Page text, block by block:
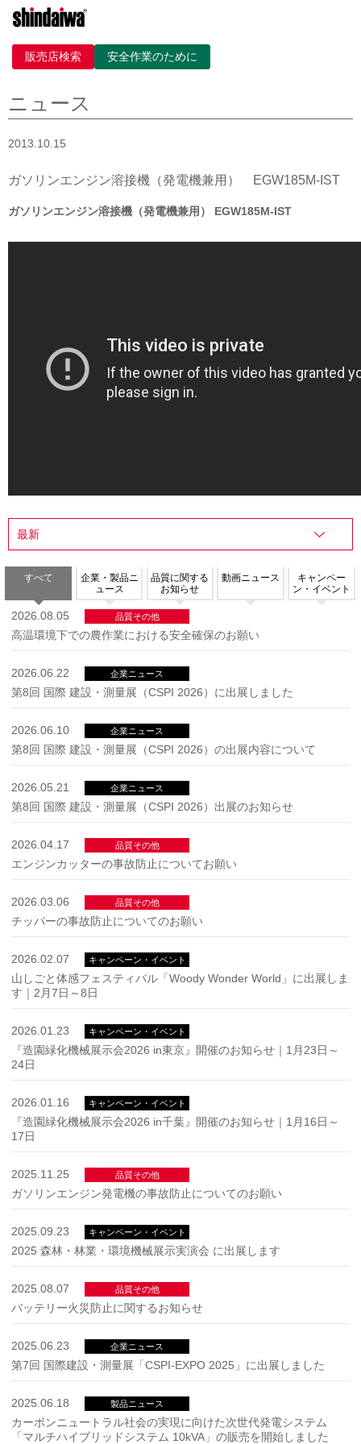
販売店検索 安全作業のために
ニュース
2013.10.15
ガソリンエンジン溶接機（発電機兼用） EGW185M-IST
ガソリンエンジン溶接機（発電機兼用） EGW185M-IST
すべて
企業・製品ニ
ュース
品質に関する
お知らせ
動画ニュース
キャンペー
ン・イベント
2026.08.05 品質その他
高温環境下での農作業における安全確保のお願い
2026.06.22 企業ニュース
第8回 国際 建設・測量展（CSPI 2026）に出展しました
2026.06.10 企業ニュース
第8回 国際 建設・測量展（CSPI 2026）の出展内容について
2026.05.21 企業ニュース
第8回 国際 建設・測量展（CSPI 2026）出展のお知らせ
2026.04.17 品質その他
エンジンカッターの事故防止についてお願い
2026.03.06 品質その他
チッパーの事故防止についてのお願い
2026.02.07 キャンペーン・イベント
山しごと体感フェスティバル「Woody Wonder World」に出展しま
す｜2月7日～8日
2026.01.23 キャンペーン・イベント
『造園緑化機械展示会2026 in東京』開催のお知らせ｜1月23日～
24日
2026.01.16 キャンペーン・イベント
『造園緑化機械展示会2026 in千葉』開催のお知らせ｜1月16日～
17日
2025.11.25 品質その他
ガソリンエンジン発電機の事故防止についてのお願い
2025.09.23 キャンペーン・イベント
2025 森林・林業・環境機械展示実演会 に出展します
2025.08.07 品質その他
バッテリー火災防止に関するお知らせ
2025.06.23 企業ニュース
第7回 国際建設・測量展「CSPI-EXPO 2025」に出展しました
2025.06.18 製品ニュース
カーボンニュートラル社会の実現に向けた次世代発電システム
「マルチハイブリッドシステム 10kVA」の販売を開始しました